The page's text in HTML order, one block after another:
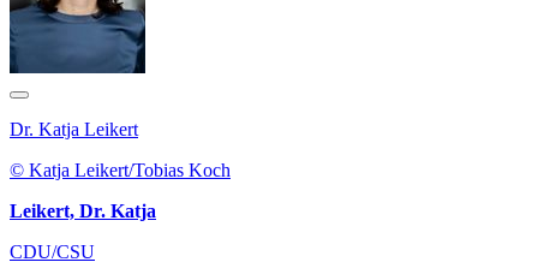
Dr. Katja Leikert
© Katja Leikert/Tobias Koch
Leikert, Dr. Katja
CDU/CSU